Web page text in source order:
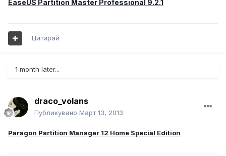
EaseUS Partition Master Professional 9.2.1
Цитирай
1 month later...
draco_volans
Публикувано Март 13, 2013
Paragon Partition Manager 12 Home Special Edition